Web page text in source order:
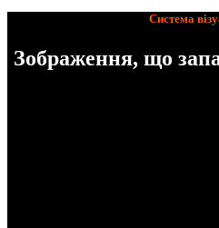
Система
Зображення, що